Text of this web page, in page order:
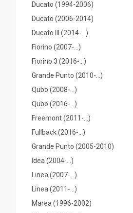
Ducato (1994-2006)
Ducato (2006-2014)
Ducato III (2014-...)
Fiorino (2007-...)
Fiorino 3 (2016-...)
Grande Punto (2010-...)
Qubo (2008-...)
Qubo (2016-...)
Freemont (2011-...)
Fullback (2016-…)
Grande Punto (2005-2010)
Idea (2004-...)
Linea (2007-...)
Linea (2011-...)
Marea (1996-2002)